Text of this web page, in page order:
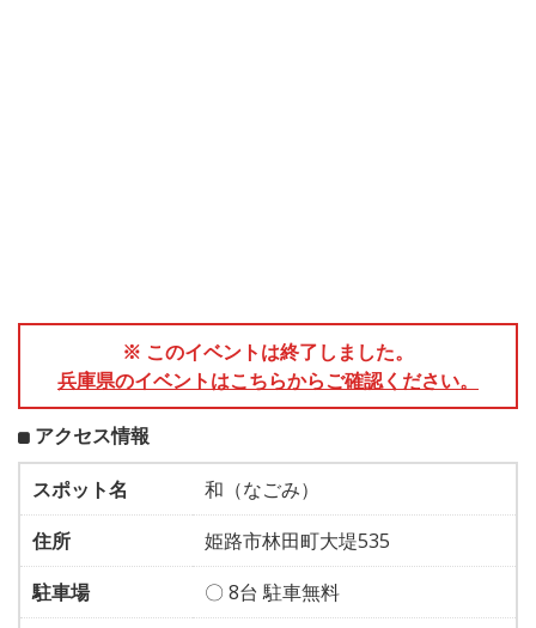
※ このイベントは終了しました。
兵庫県のイベントはこちらからご確認ください。
アクセス情報
スポット名
和（なごみ）
住所
姫路市林田町大堤535
駐車場
〇 8台 駐車無料